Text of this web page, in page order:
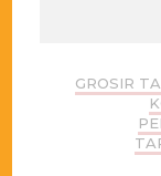
GROSIR